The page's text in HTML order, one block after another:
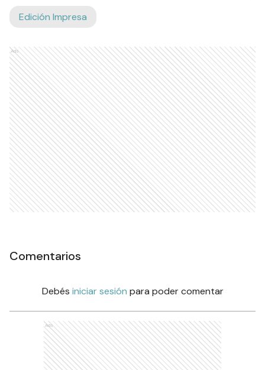
Edición Impresa
Ads
Comentarios
Debés iniciar sesión para poder comentar
Ads